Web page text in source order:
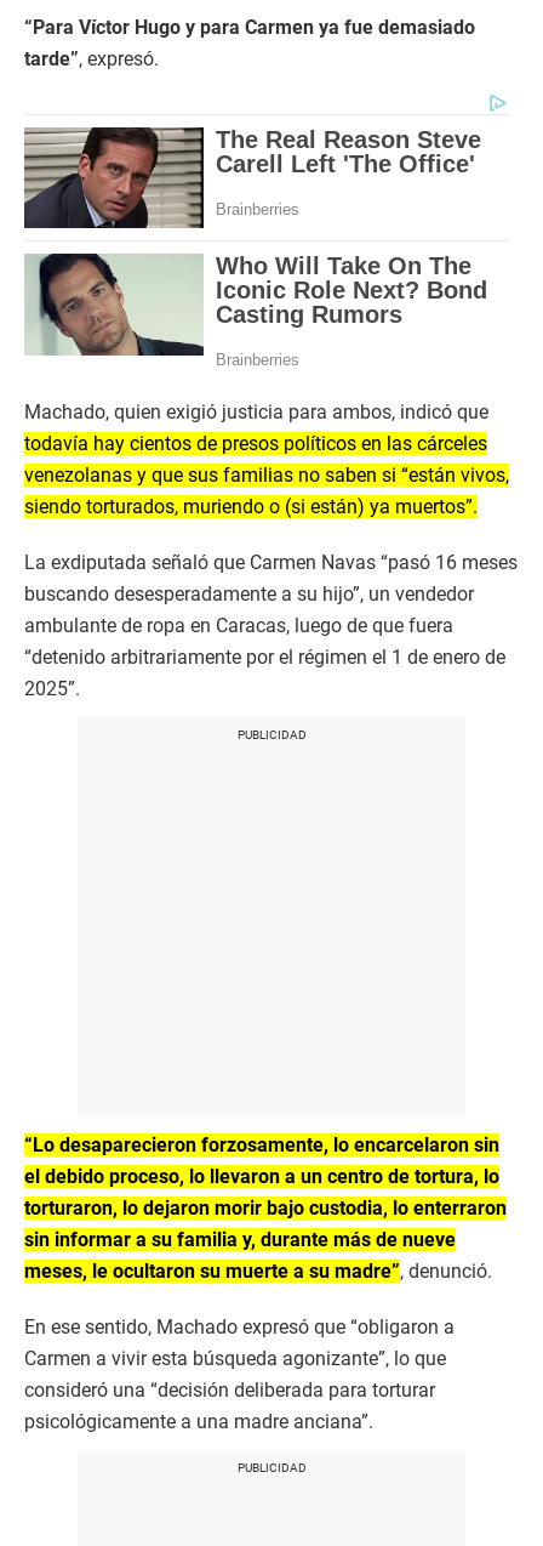
“Para Víctor Hugo y para Carmen ya fue demasiado
tarde”, expresó.
Machado, quien exigió justicia para ambos, indicó que
todavía hay cientos de presos políticos en las cárceles
venezolanas y que sus familias no saben si “están vivos,
siendo torturados, muriendo o (si están) ya muertos”.
La exdiputada señaló que Carmen Navas “pasó 16 meses
buscando desesperadamente a su hijo”, un vendedor
ambulante de ropa en Caracas, luego de que fuera
“detenido arbitrariamente por el régimen el 1 de enero de
2025”.
“Lo desaparecieron forzosamente, lo encarcelaron sin
el debido proceso, lo llevaron a un centro de tortura, lo
torturaron, lo dejaron morir bajo custodia, lo enterraron
sin informar a su familia y, durante más de nueve
meses, le ocultaron su muerte a su madre”, denunció.
En ese sentido, Machado expresó que “obligaron a
Carmen a vivir esta búsqueda agonizante”, lo que
consideró una “decisión deliberada para torturar
psicológicamente a una madre anciana”.